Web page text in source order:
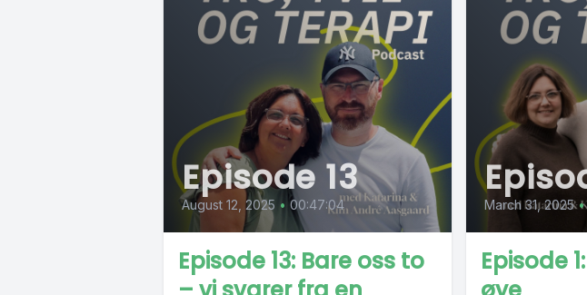
Episode 13
August 12, 2025 • 00:47:04
Episode 13: Bare oss to
March 31, 2025 •
Episode